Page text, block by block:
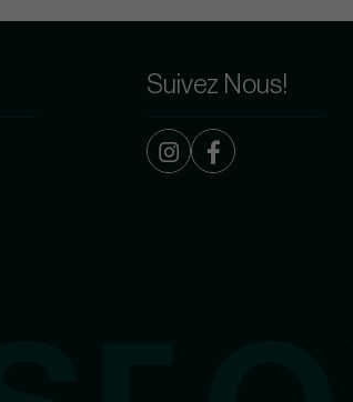
Suivez Nous!